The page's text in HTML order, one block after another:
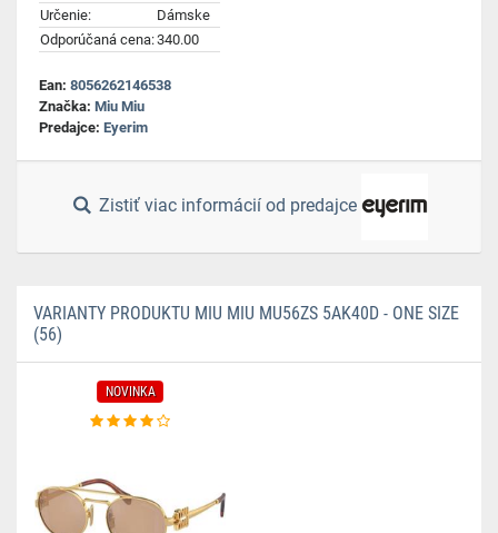
Určenie:
Dámske
Odporúčaná cena:340.00
Ean: 8056262146538
Značka: Miu Miu
Predajce: Eyerim
Zistiť viac informácií od predajce
VARIANTY PRODUKTU MIU MIU MU56ZS 5AK40D - ONE SIZE
(56)
NOVINKA